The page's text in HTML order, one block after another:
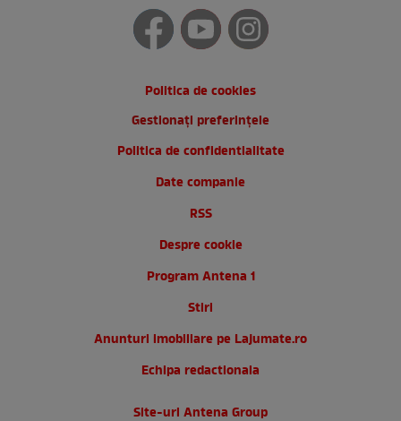
Politica de cookies
Gestionați preferințele
Politica de confidentialitate
Date companie
RSS
Despre cookie
Program Antena 1
Stiri
Anunturi imobiliare pe Lajumate.ro
Echipa redactionala
Site-uri Antena Group